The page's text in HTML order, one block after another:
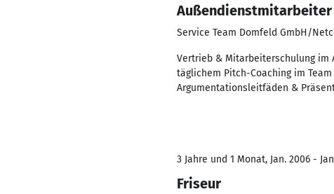
Außendienstmitarbeiter
Service Team Domfeld GmbH/
Vertrieb & Mitarbeiterschulung im
täglichem Pitch-Coaching im
Argumentationsleitfäden &
3 Jahre und 1 Monat, Jan. 2006 -
Friseur